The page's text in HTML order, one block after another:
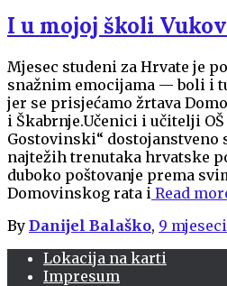
I u mojoj školi
Mjesec studeni za Hrvate je
snažnim emocijama — boli i
jer se prisjećamo žrtava
i Škabrnje.Učenici i učitelji
Gostovinski“ dostojanstveno
najtežih trenutaka hrvatske
duboko poštovanje prema
Domovinskog rata i Read
By Danijel Balaško, 9 mjeseci
Lokacija na karti
Impresum